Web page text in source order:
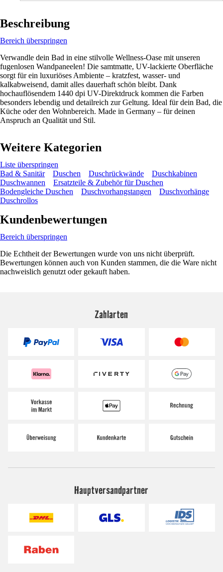
Beschreibung
Bereich überspringen
Verwandle dein Bad in eine stilvolle Wellness-Oase mit unseren
fugenlosen Wandpaneelen! Die samtmatte, UV-lackierte Oberfläche
sorgt für ein luxuriöses Ambiente – kratzfest, wasser- und
kalkabweisend, damit alles dauerhaft schön bleibt. Dank
hochauflösendem 1440 dpi UV-Direktdruck kommen die Farben
besonders lebendig und detailreich zur Geltung. Ideal für dein Bad, die
Küche oder den Wohnbereich. Made in Germany – für deinen
Anspruch an Qualität und Stil.
Weitere Kategorien
Liste überspringen
Bad & Sanitär
Duschen Duschrückwände
Duschkabinen
Duschwannen
Ersatzteile & Zubehör für Duschen
Bodengleiche Duschen
Duschvorhangstangen
Duschvorhänge
Duschrollos
Kundenbewertungen
Bereich überspringen
Die Echtheit der Bewertungen wurde von uns nicht überprüft.
Bewertungen können auch von Kunden stammen, die die Ware nicht
nachweislich genutzt oder gekauft haben.
Zahlarten
Hauptversandpartner